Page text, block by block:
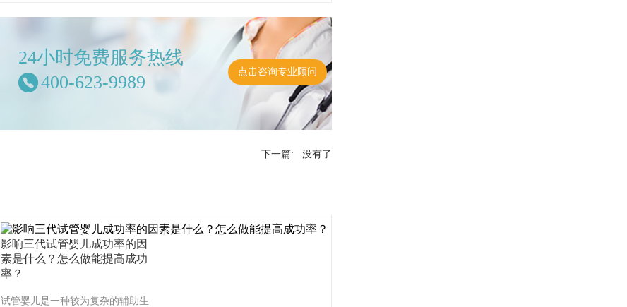
24小时免费服务热线
400-623-9989
点击咨询专业顾问
下一篇: 没有了
影响三代试管婴儿成功率的因
素是什么？怎么做能提高成功
率？
试管婴儿是一种较为复杂的辅助生